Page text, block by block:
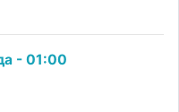
- 01:00